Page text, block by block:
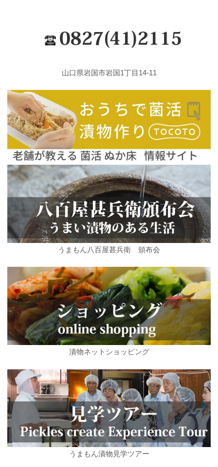
山口県岩国市岩国1丁目14-11
うまもん八百屋甚兵衛 頒布会
漬物ネットショッピング
うまもん漬物見学ツアー